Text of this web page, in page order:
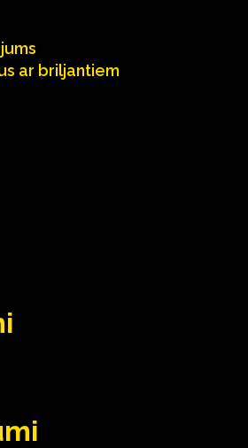
ar briljantiem